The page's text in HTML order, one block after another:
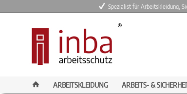
Spezialist für Arbeitskleidung,
ARBEITSKLEIDUNG ARBEITS- &